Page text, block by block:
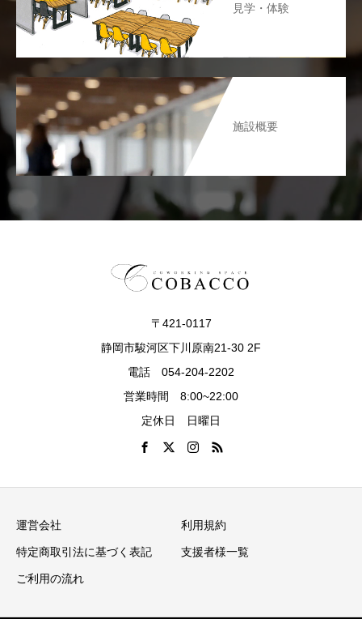
見学・体験
施設概要
〒421-0117
静岡市駿河区下川原南21-30 2F
電話 054-204-2202
営業時間 8:00~22:00
定休日 日曜日
運営会社 利用規約
特定商取引法に基づく表記 支援者様一覧
ご利用の流れ